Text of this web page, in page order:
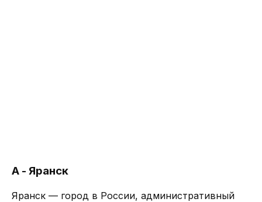
А - Яранск
Яранск — город в России, административный